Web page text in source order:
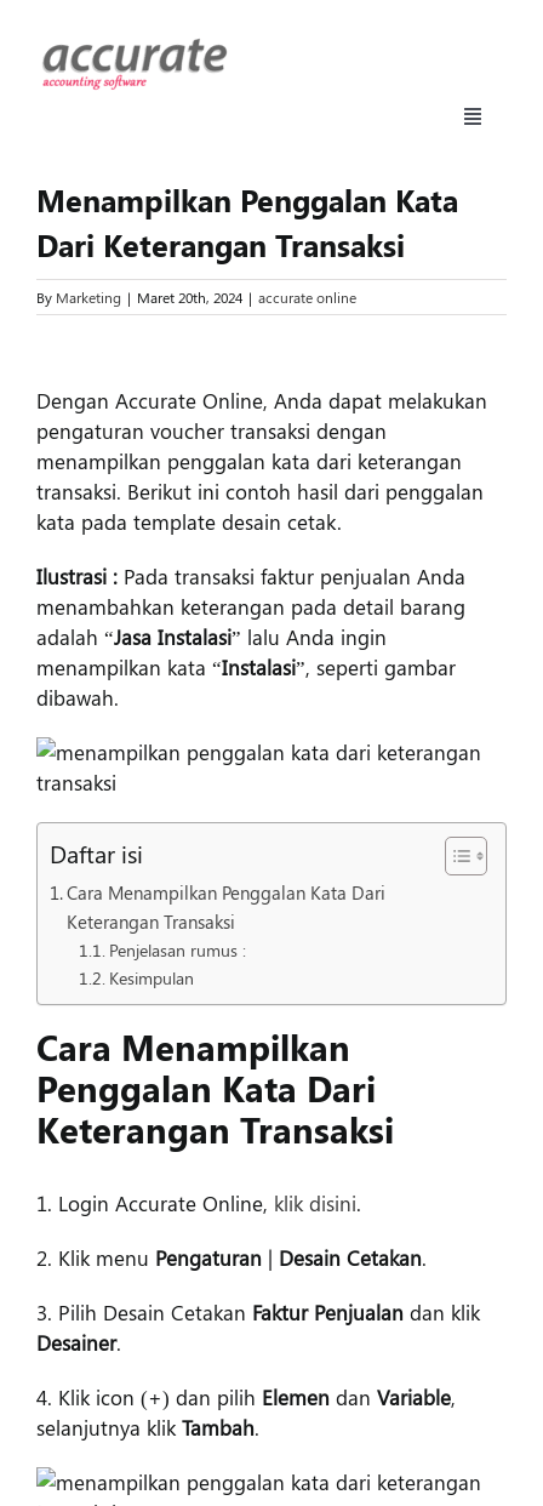
content
Toggle
Fitur
Manufaktur
Daftar
Masuk
Menampilkan Penggalan Kata
Dari Keterangan Transaksi
By Marketing | Maret 20th, 2024 | accurate online
Larger
Image
Dengan Accurate Online, Anda dapat melakukan
pengaturan voucher transaksi dengan
menampilkan penggalan kata dari keterangan
transaksi. Berikut ini contoh hasil dari penggalan
kata pada template desain cetak.
Ilustrasi : Pada transaksi faktur penjualan Anda
menambahkan keterangan pada detail barang
adalah “Jasa Instalasi” lalu Anda ingin
menampilkan kata “Instalasi”, seperti gambar
dibawah.
Daftar isi
Cara Menampilkan Penggalan Kata Dari
Keterangan Transaksi
Penjelasan rumus :
Kesimpulan
Cara Menampilkan
Penggalan Kata Dari
Keterangan Transaksi
1. Login Accurate Online, klik disini.
2. Klik menu Pengaturan | Desain Cetakan.
3. Pilih Desain Cetakan Faktur Penjualan dan klik
Desainer.
4. Klik icon (+) dan pilih Elemen dan Variable,
selanjutnya klik Tambah.